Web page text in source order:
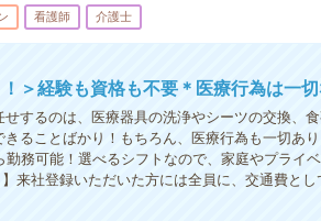
看護師 介護士
＞経験も資格も不要＊医療行為は一切
せするのは、医療器具の洗浄やシーツの交換、
ることばかり！もちろん、医療行為も一切あり
務可能！選べるシフトなので、家庭やプライ
来社登録いただいた方には全員に、交通費と